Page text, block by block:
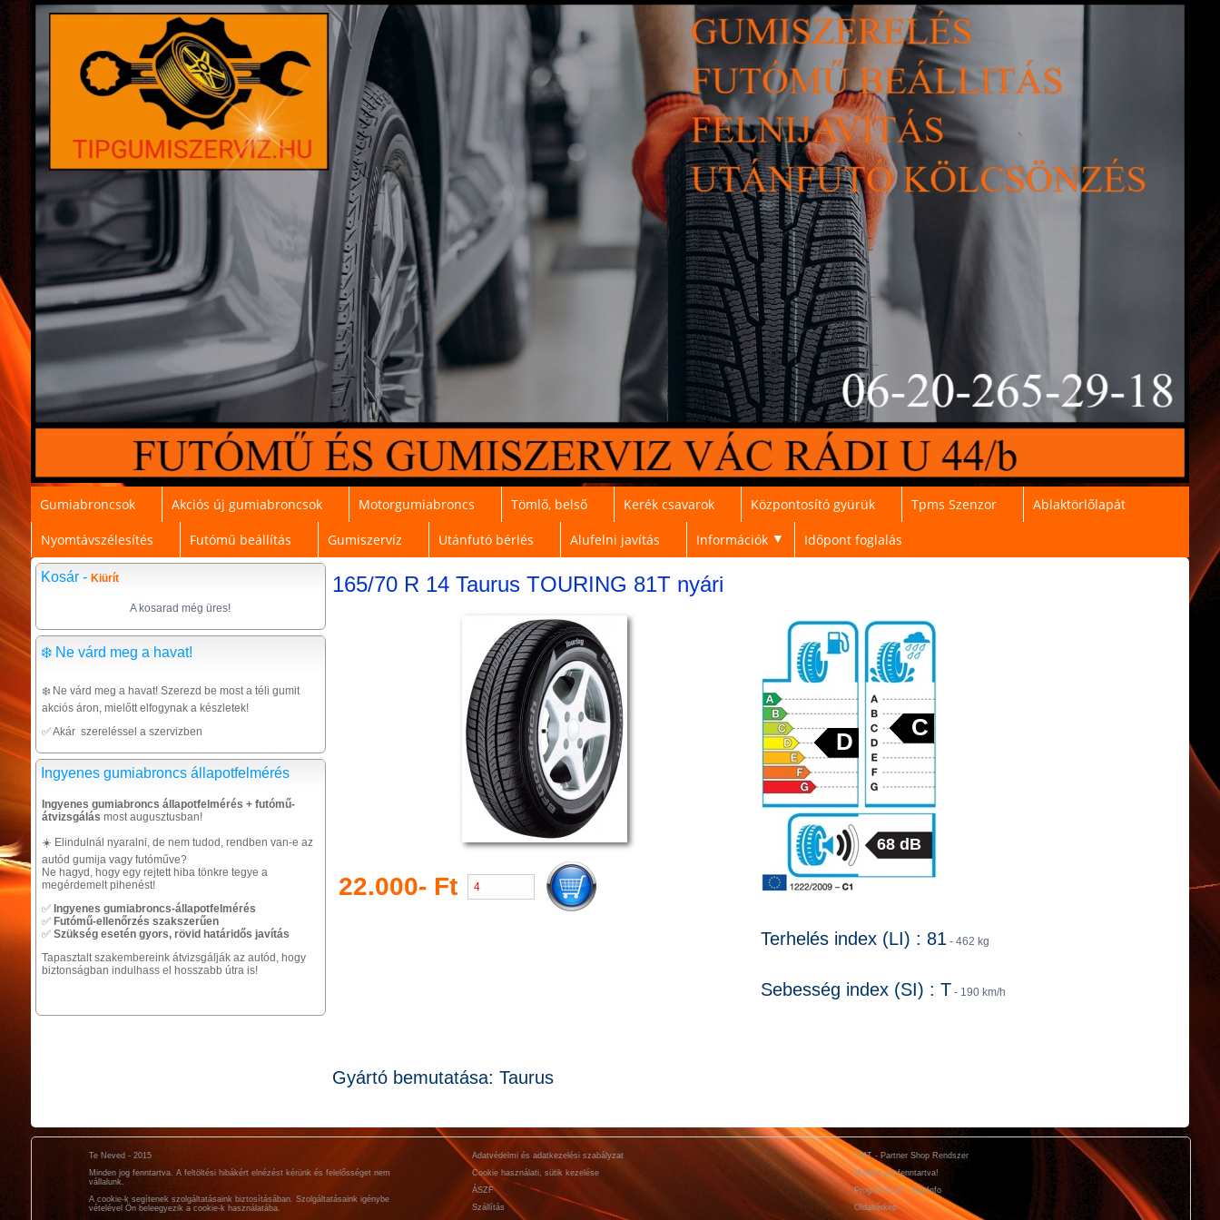
Gumiabroncsok Akciós új gumiabroncsok Motorgumiabroncs Tömlő, belső Kerék csavarok Központosító gyürük Tpms Szenzor Ablaktörlőlapát
Nyomtávszélesítés Futómű beállítás Gumiszervíz Utánfutó bérlés Alufelni javítás Információk ▼ Időpont foglalás
Kosár - Kiürít
A kosarad még üres!
❄️ Ne várd meg a havat!
❄️ Ne várd meg a havat! Szerezd be most a téli gumit
akciós áron, mielőtt elfogynak a készletek!
✅ Akár szereléssel a szervizben
Ingyenes gumiabroncs állapotfelmérés
Ingyenes gumiabroncs állapotfelmérés + futómű-
átvizsgálás most augusztusban!
☀️ Elindulnál nyaralni, de nem tudod, rendben van-e az
autód gumija vagy futóműve?
Ne hagyd, hogy egy rejtett hiba tönkre tegye a
megérdemelt pihenést!
✅ Ingyenes gumiabroncs-állapotfelmérés
✅ Futómű-ellenőrzés szakszerűen
✅ Szükség esetén gyors, rövid határidős javítás
Tapasztalt szakembereink átvizsgálják az autód, hogy
biztonságban indulhass el hosszabb útra is!
165/70 R 14 Taurus TOURING 81T nyári
22.000- Ft
D
C
68 dB
Terhelés index (LI) : 81 - 462 kg
Sebesség index (SI) : T - 190 km/h
Gyártó bemutatása: Taurus
Te Neved - 2015
Minden jog fenntartva. A feltöltési hibákért elnézést kérünk és felelősséget nem
vállalunk.
A cookie-k segítenek szolgáltatásaink biztosításában. Szolgáltatásaink igénybe
vételével Ön beleegyezik a cookie-k használatába.
Adatvédelmi és adatkezelési szabályzat
Cookie használati, sütik kezelése
ÁSZF
Szállítás
TMT - Partner Shop Rendszer
Minden jog fenntartva!
Programozás : BgyInfo
Oldaltérkép